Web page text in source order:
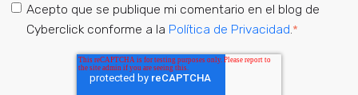
Acepto que se publique mi comentario en el blog de
Cyberclick conforme a la Política de Privacidad.*